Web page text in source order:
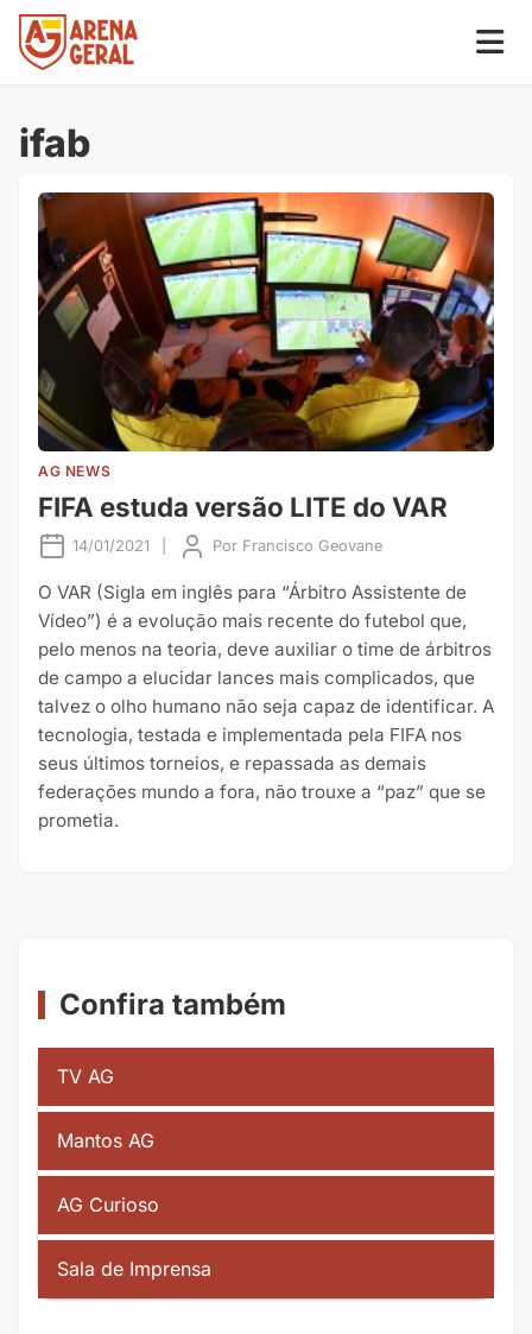
ifab
AG NEWS
FIFA estuda versão LITE do VAR
14/01/2021 Por Francisco Geovane
O VAR (Sigla em inglês para “Árbitro Assistente de
Vídeo”) é a evolução mais recente do futebol que,
pelo menos na teoria, deve auxiliar o time de árbitros
de campo a elucidar lances mais complicados, que
talvez o olho humano não seja capaz de identificar. A
tecnologia, testada e implementada pela FIFA nos
seus últimos torneios, e repassada as demais
federações mundo a fora, não trouxe a “paz” que se
prometia.
Confira também
TV AG
Mantos AG
AG Curioso
Sala de Imprensa